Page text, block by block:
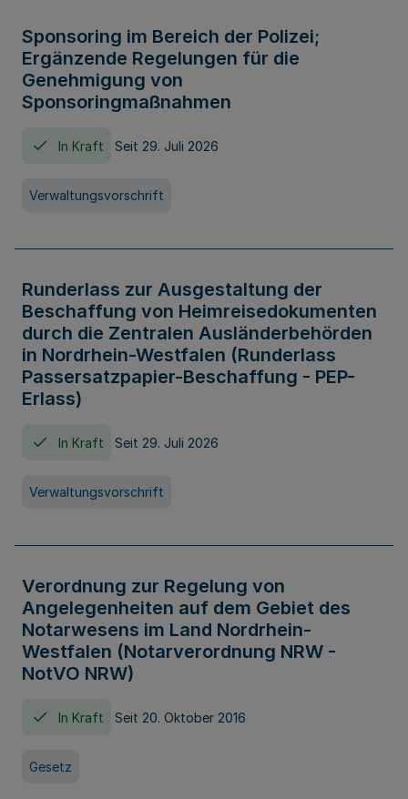
Sponsoring im Bereich der Polizei;
Ergänzende Regelungen für die
Genehmigung von
Sponsoringmaßnahmen
In Kraft Seit 29. Juli 2026
Verwaltungsvorschrift
Runderlass zur Ausgestaltung der
Beschaffung von Heimreisedokumenten
durch die Zentralen Ausländerbehörden
in Nordrhein-Westfalen (Runderlass
Passersatzpapier-Beschaffung - PEP-
Erlass)
In Kraft Seit 29. Juli 2026
Verwaltungsvorschrift
Verordnung zur Regelung von
Angelegenheiten auf dem Gebiet des
Notarwesens im Land Nordrhein-
Westfalen (Notarverordnung NRW -
NotVO NRW)
In Kraft Seit 20. Oktober 2016
Gesetz